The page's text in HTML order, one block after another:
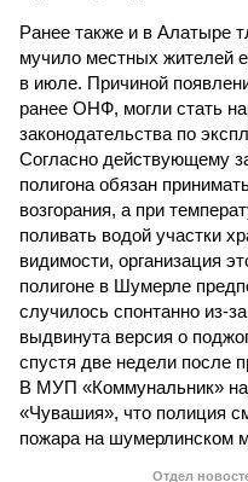
Ранее также и в Алатыре
мучило местных жителей
в июле. Причиной
ранее ОНФ, могли стать
законодательства по
Согласно действующему
полигона обязан
возгорания, а при
поливать водой участки
видимости, организация
полигоне в Шумерле
случилось спонтанно из-
выдвинута версия о
спустя две недели после
В МУП «Коммунальник»
«Чувашия», что полиция
пожара на шумерлинском
Отдел